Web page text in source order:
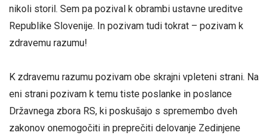
nikoli storil. Sem pa pozival k obrambi ustavne ureditve
Republike Slovenije. In pozivam tudi tokrat – pozivam k
zdravemu razumu!
K zdravemu razumu pozivam obe skrajni vpleteni strani. Na
eni strani pozivam k temu tiste poslanke in poslance
Državnega zbora RS, ki poskušajo s spremembo dveh
zakonov onemogočiti in preprečiti delovanje Zedinjene